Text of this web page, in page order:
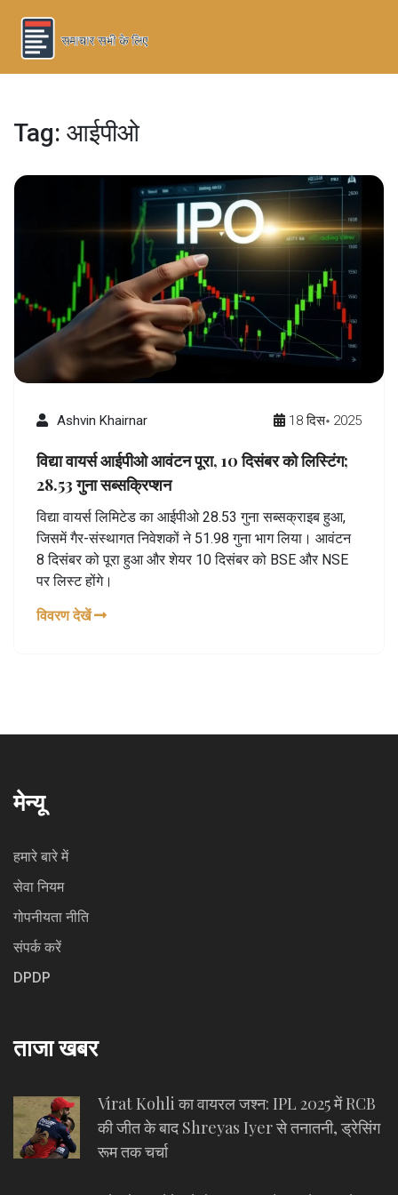
Tag: आईपीओ
Ashvin Khairnar 18 दिस॰ 2025
विद्या वायर्स आईपीओ आवंटन पूरा, 10 दिसंबर को लिस्टिंग;
28.53 गुना सब्सक्रिप्शन
विद्या वायर्स लिमिटेड का आईपीओ 28.53 गुना सब्सक्राइब हुआ,
जिसमें गैर-संस्थागत निवेशकों ने 51.98 गुना भाग लिया। आवंटन
8 दिसंबर को पूरा हुआ और शेयर 10 दिसंबर को BSE और NSE
पर लिस्ट होंगे।
विवरण देखें
मेन्यू
हमारे बारे में
सेवा नियम
गोपनीयता नीति
संपर्क करें
DPDP
ताजा खबर
Virat Kohli का वायरल जश्न: IPL 2025 में RCB
की जीत के बाद Shreyas Iyer से तनातनी, ड्रेसिंग
रूम तक चर्चा